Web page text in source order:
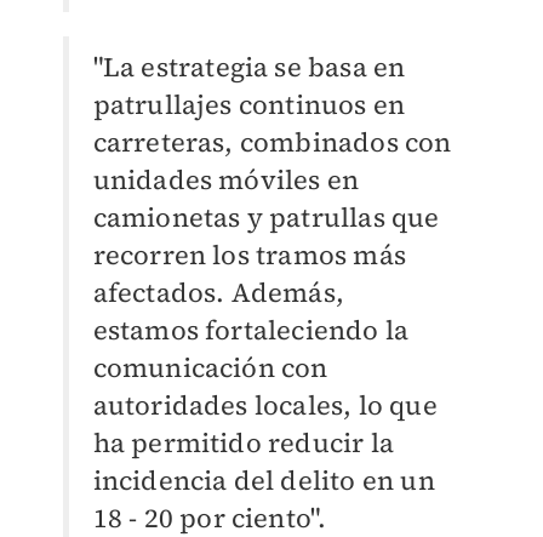
"La estrategia se basa en
patrullajes continuos en
carreteras, combinados con
unidades móviles en
camionetas y patrullas que
recorren los tramos más
afectados. Además,
estamos fortaleciendo la
comunicación con
autoridades locales, lo que
ha permitido reducir la
incidencia del delito en un
18 - 20 por ciento".